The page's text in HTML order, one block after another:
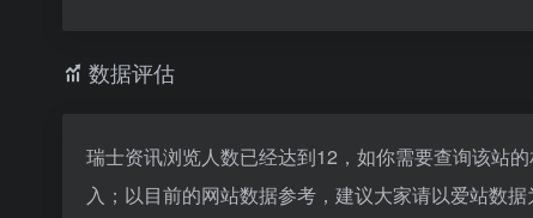
数据评估
瑞士资讯浏览人数已经达到12，如你需要查询该站
入；以目前的网站数据参考，建议大家请以爱站数